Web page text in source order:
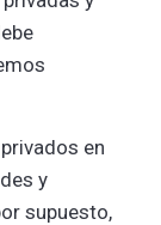
en
y
supuesto,